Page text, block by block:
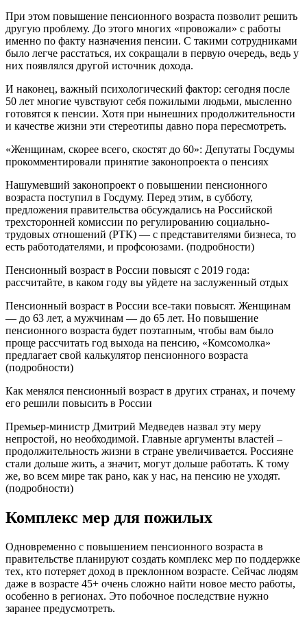
При этом повышение пенсионного возраста позволит решить
другую проблему. До этого многих «провожали» с работы
именно по факту назначения пенсии. С такими сотрудниками
было легче расстаться, их сокращали в первую очередь, ведь у
них появлялся другой источник дохода.
И наконец, важный психологический фактор: сегодня после
50 лет многие чувствуют себя пожилыми людьми, мысленно
готовятся к пенсии. Хотя при нынешних продолжительности
и качестве жизни эти стереотипы давно пора пересмотреть.
«Женщинам, скорее всего, скостят до 60»: Депутаты Госдумы
прокомментировали принятие законопроекта о пенсиях
Нашумевший законопроект о повышении пенсионного
возраста поступил в Госдуму. Перед этим, в субботу,
предложения правительства обсуждались на Российской
трехсторонней комиссии по регулированию социально-
трудовых отношений (РТК) — с представителями бизнеса, то
есть работодателями, и профсоюзами. (подробности)
Пенсионный возраст в России повысят с 2019 года:
рассчитайте, в каком году вы уйдете на заслуженный отдых
Пенсионный возраст в России все-таки повысят. Женщинам
— до 63 лет, а мужчинам — до 65 лет. Но повышение
пенсионного возраста будет поэтапным, чтобы вам было
проще рассчитать год выхода на пенсию, «Комсомолка»
предлагает свой калькулятор пенсионного возраста
(подробности)
Как менялся пенсионный возраст в других странах, и почему
его решили повысить в России
Премьер-министр Дмитрий Медведев назвал эту меру
непростой, но необходимой. Главные аргументы властей –
продолжительность жизни в стране увеличивается. Россияне
стали дольше жить, а значит, могут дольше работать. К тому
же, во всем мире так рано, как у нас, на пенсию не уходят.
(подробности)
Комплекс мер для пожилых
Одновременно с повышением пенсионного возраста в
правительстве планируют создать комплекс мер по поддержке
тех, кто потеряет доход в преклонном возрасте. Сейчас людям
даже в возрасте 45+ очень сложно найти новое место работы,
особенно в регионах. Это побочное последствие нужно
заранее предусмотреть.